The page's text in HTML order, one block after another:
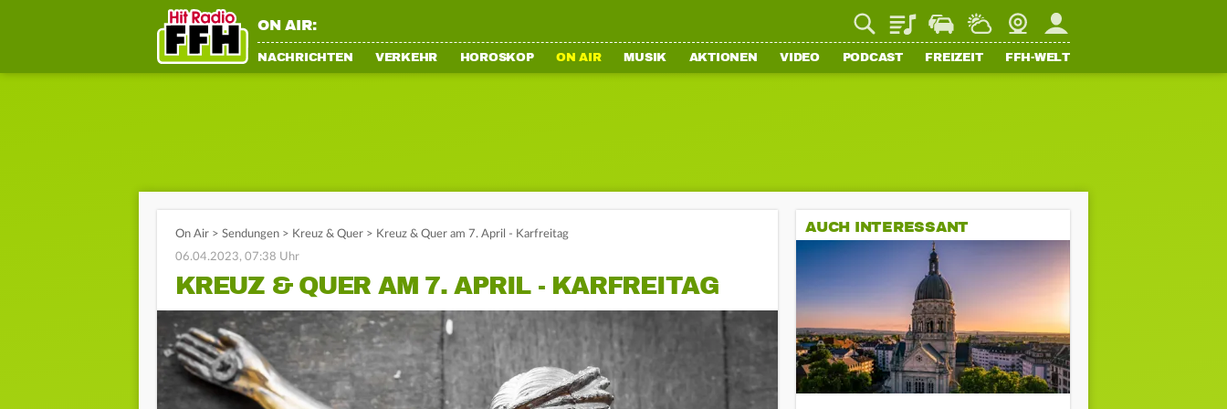
ON AIR: PlaylistStaupilotWetterWebcamMein FFH
NACHRICHTEN VERKEHR HOROSKOP ON AIR MUSIK AKTIONEN VIDEO PODCAST FREIZEIT FFH-WELT
On Air > Sendungen > Kreuz & Quer > Kreuz & Quer am 7. April - Karfreitag
06.04.2023, 07:38 Uhr
KREUZ & QUER AM 7. APRIL - KARFREITAG
AUCH INTERESSANT